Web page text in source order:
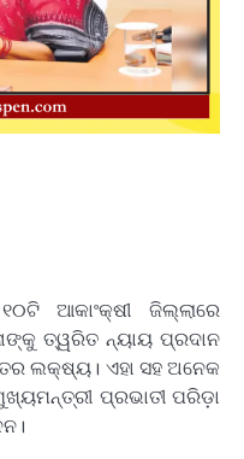
ଆକାଂକ୍ଷୀ ଜିଲ୍ଲାରେ
ତ୍ୱରିତ ନ୍ୟାୟ ପ୍ରଦାନ
ଲକ୍ଷ୍ୟ। ଏହା ସହ ଅନେକ
ପ୍ରଭାତୀ ପରିଡ଼ା